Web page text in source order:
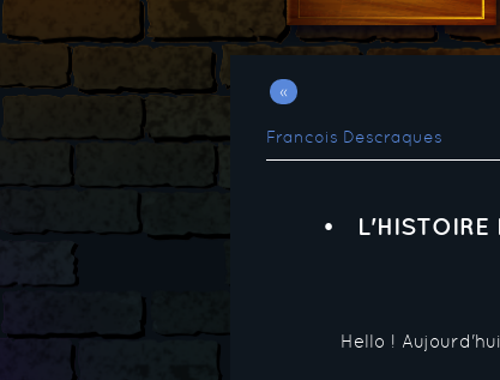
«
Francois Descraques
Hello !